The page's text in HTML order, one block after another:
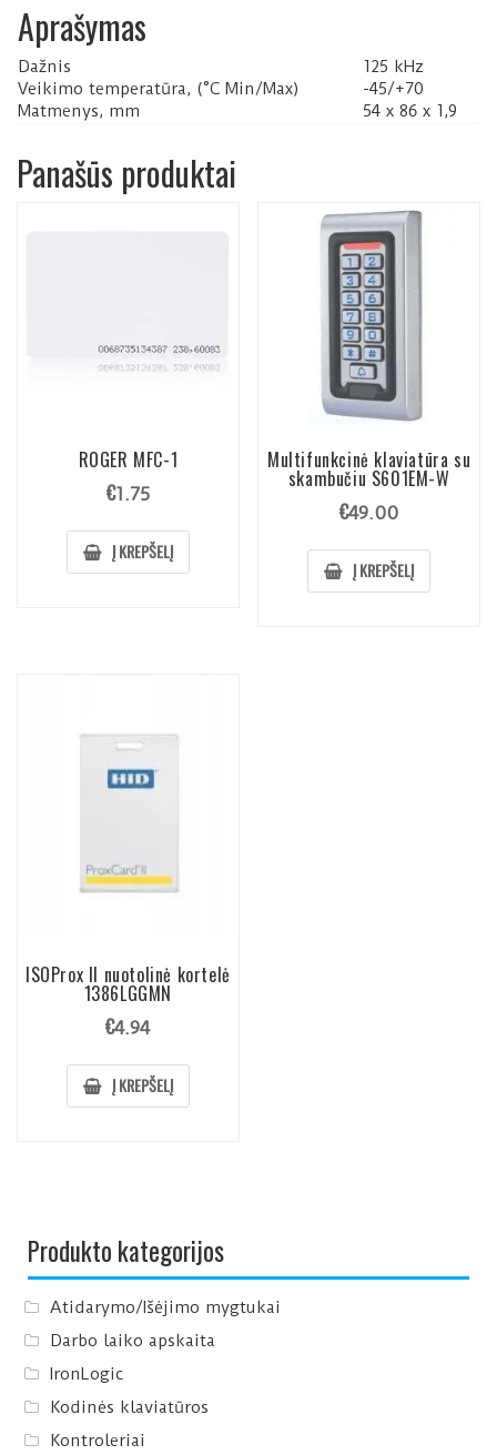
Aprašymas
Dažnis
125 kHz
Veikimo temperatūra, (°C Min/Max)
-45/+70
Matmenys, mm
54 x 86 x 1,9
Panašūs produktai
ROGER MFC-1
€1.75
Į KREPŠELĮ
Multifunkcinė klaviatūra su
skambučiu S601EM-W
€49.00
Į KREPŠELĮ
ISOProx II nuotolinė kortelė
1386LGGMN
€4.94
Į KREPŠELĮ
Produkto kategorijos
Atidarymo/Išėjimo mygtukai
Darbo laiko apskaita
IronLogic
Kodinės klaviatūros
Kontroleriai